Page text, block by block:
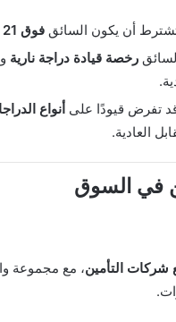
أن يكون السائق فوق 21 سنة
رخصة قيادة دراجة نارية
تفرض قيودًا على أنواع
العادية.
شركات التأمين، مع مجموعة